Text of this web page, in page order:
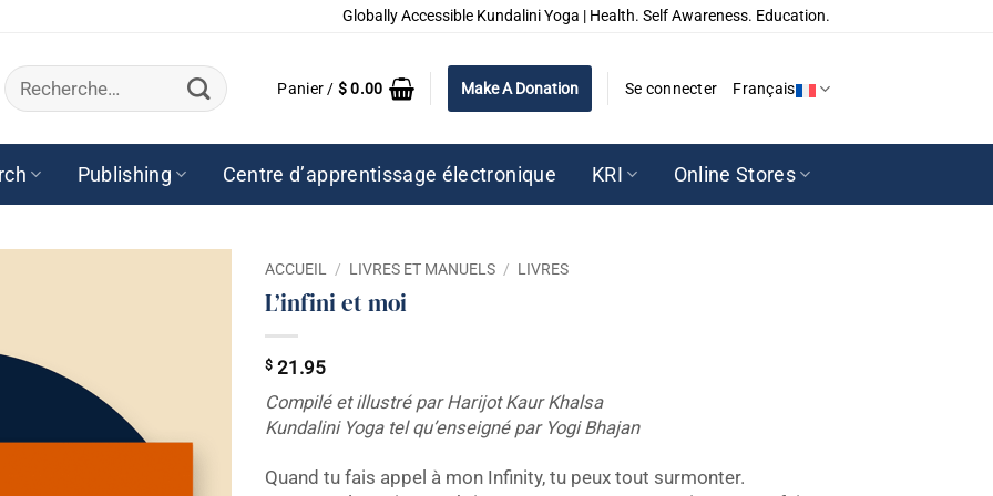
Globally Accessible Kundalini Yoga | Health. Self Awareness. Education.
Recherche
pour :
Panier / $0.00 Make A Donation Se connecter Français
Publishing Centre d’apprentissage électronique KRI Online Stores
ACCUEIL / LIVRES ET MANUELS / LIVRES
L’infini et moi
$ 21.95
Compilé et illustré par Harijot Kaur Khalsa
Kundalini Yoga tel qu’enseigné par Yogi Bhajan
Quand tu fais appel à mon Infinity, tu peux tout surmonter.